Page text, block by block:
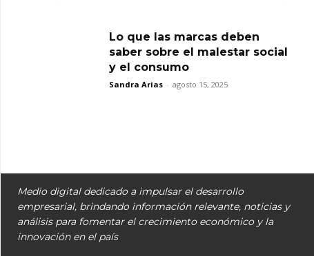
Lo que las marcas deben
saber sobre el malestar social
y el consumo
Sandra Arias - agosto 15, 2025
Medio digital dedicado a impulsar el desarrollo
empresarial, brindando información relevante, noticias y
análisis para fomentar el crecimiento económico y la
innovación en el país